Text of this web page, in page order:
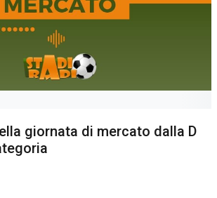
giornata di mercato dalla D